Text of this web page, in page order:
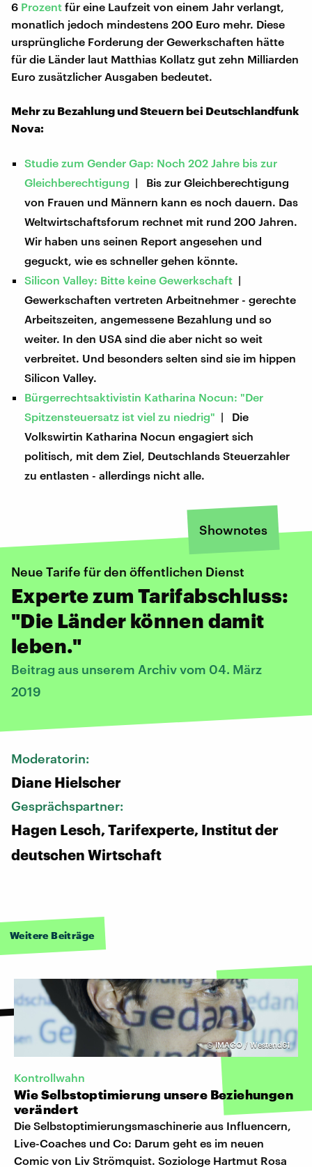
6 Prozent für eine Laufzeit von einem Jahr verlangt,
monatlich jedoch mindestens 200 Euro mehr. Diese
ursprüngliche Forderung der Gewerkschaften hätte
für die Länder laut Matthias Kollatz gut zehn Milliarden
Euro zusätzlicher Ausgaben bedeutet.
Mehr zu Bezahlung und Steuern bei Deutschlandfunk
Nova:
Studie zum Gender Gap: Noch 202 Jahre bis zur
Gleichberechtigung | Bis zur Gleichberechtigung
von Frauen und Männern kann es noch dauern. Das
Weltwirtschaftsforum rechnet mit rund 200 Jahren.
Wir haben uns seinen Report angesehen und
geguckt, wie es schneller gehen könnte.
Silicon Valley: Bitte keine Gewerkschaft |
Gewerkschaften vertreten Arbeitnehmer - gerechte
Arbeitszeiten, angemessene Bezahlung und so
weiter. In den USA sind die aber nicht so weit
verbreitet. Und besonders selten sind sie im hippen
Silicon Valley.
Bürgerrechtsaktivistin Katharina Nocun: "Der
Spitzensteuersatz ist viel zu niedrig" | Die
Volkswirtin Katharina Nocun engagiert sich
politisch, mit dem Ziel, Deutschlands Steuerzahler
zu entlasten - allerdings nicht alle.
Shownotes
Neue Tarife für den öffentlichen Dienst
Experte zum Tarifabschluss:
"Die Länder können damit
leben."
Beitrag aus unserem Archiv vom 04. März
2019
Moderatorin:
Diane Hielscher
Gesprächspartner:
Hagen Lesch, Tarifexperte, Institut der
deutschen Wirtschaft
Weitere Beiträge
©IMAGO / Westend61
Kontrollwahn
Wie Selbstoptimierung unsere Beziehungen
verändert
Die Selbstoptimierungsmaschinerie aus Influencern,
Live-Coaches und Co: Darum geht es im neuen
Comic von Liv Strömquist. Soziologe Hartmut Rosa